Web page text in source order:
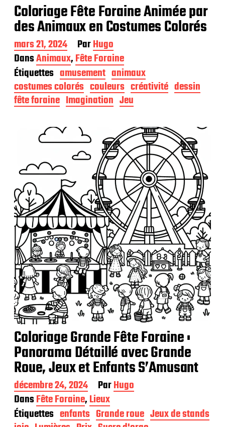
Coloriage Fête Foraine Animée par
des Animaux en Costumes Colorés
D
a
t
e
d
e
p
i
o
n
mars 21, 2024 ParHugo
DansAnimaux,Fête Foraine
Étiquettes amusement animaux
costumes colorés couleurs créativité dessin
fête foraine Imagination Jeu
Coloriage Grande Fête Foraine :
Panorama Détaillé avec Grande
Roue, Jeux et Enfants S’Amusant
D
a
t
e
décembre 24, 2024 ParHugo
DansFête Foraine,Lieux
Étiquettes enfants Grande roue Jeux de stands